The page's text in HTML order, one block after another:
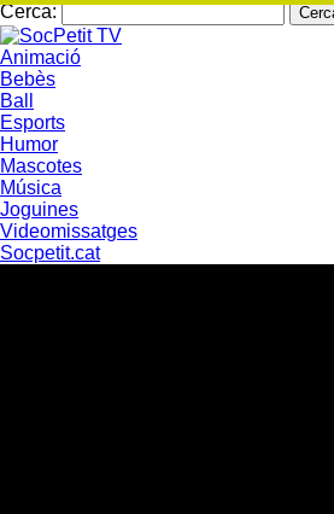
Cerca:
Animació
Bebès
Ball
Esports
Humor
Mascotes
Música
Joguines
Videomissatges
Socpetit.cat